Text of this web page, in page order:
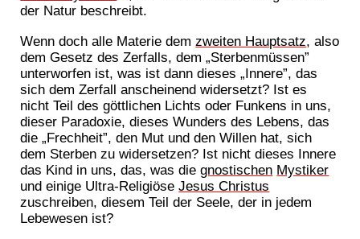
der Natur beschreibt.
Wenn doch alle Materie demzweiten Hauptsatz, also
dem Gesetz des Zerfalls, dem „Sterbenmüssen”
unterworfen ist, was ist dann dieses „Innere”, das
sich dem Zerfall anscheinend widersetzt? Ist es
nicht Teil des göttlichen Lichts oder Funkens in uns,
dieser Paradoxie, dieses Wunders des Lebens, das
die „Frechheit”, den Mut und den Willen hat, sich
dem Sterben zu widersetzen? Ist nicht dieses Innere
das Kind in uns, das, was diegnostischen Mystiker
und einige Ultra-ReligiöseJesus Christus
zuschreiben, diesem Teil der Seele, der in jedem
Lebewesen ist?